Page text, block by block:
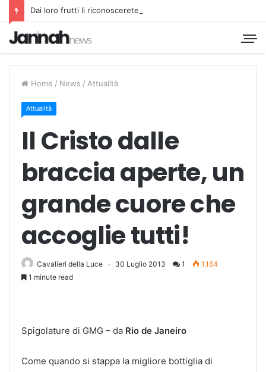
Dai loro frutti li riconoscerete
Home / News / Attualità
Attualità
Il Cristo dalle
braccia aperte, un
grande cuore che
accoglie tutti!
Cavalieri della Luce 30 Luglio 2013 1
1.164
1 minute read
Spigolature di GMG – da Rio de Janeiro
Come quando si stappa la migliore bottiglia di